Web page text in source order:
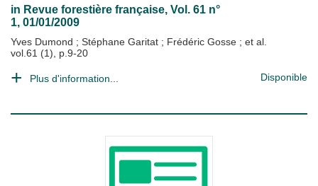
in Revue forestière française, Vol. 61 n°
1, 01/01/2009
Yves Dumond ; Stéphane Garitat ; Frédéric Gosse ; et al.
vol.61 (1), p.9-20
Plus d'information... Disponible